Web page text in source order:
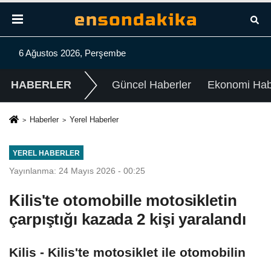
6 Ağustos 2026, Perşembe
HABERLER Güncel Haberler Ekonomi
Haberler Yerel Haberler
YEREL HABERLER
Yayınlanma: 24 Mayıs 2026 - 00:25
Kilis'te otomobille motosikletin
çarpıştığı kazada 2 kişi yaralandı
Kilis - Kilis'te motosiklet ile otomobilin